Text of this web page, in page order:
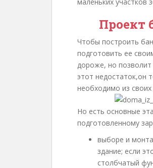
Проект
Чтобы построить
подготовить ее
дороже, но позволит
этот недостаток,он
необходимо из
Но есть основные
подготовленному
выборе и
здание; если
столбчатый